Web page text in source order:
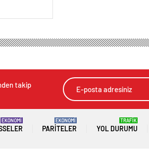
takip
EKONOMİ
PARITELER
EKONOMİ
YOL DURUMU
TRAFİK